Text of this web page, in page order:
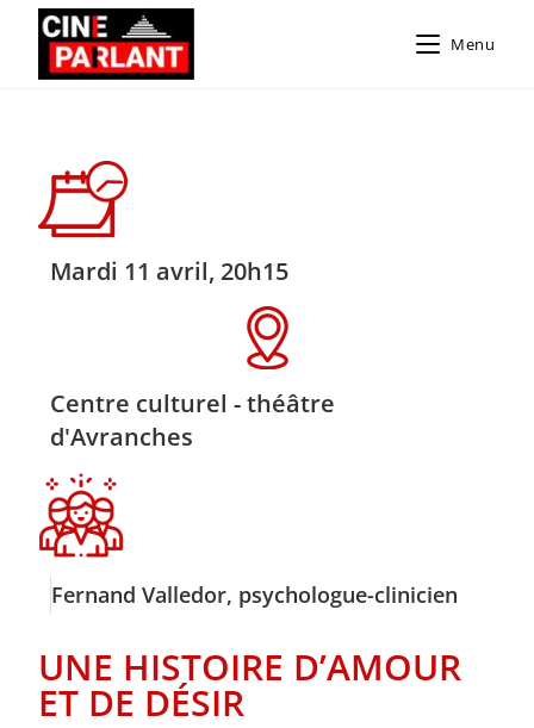
Menu
Mardi 11 avril, 20h15
Centre culturel - théâtre
d'Avranches
Fernand Valledor, psychologue-clinicien
UNE HISTOIRE D’AMOUR
ET DE DÉSIR